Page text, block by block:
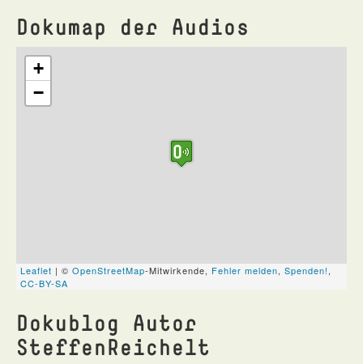
Dokumap der Audios
Dokublog Autor
SteffenReichelt